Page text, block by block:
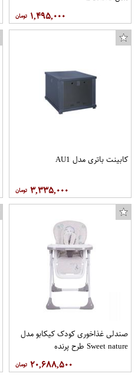
۱,۴۹۵,۰۰۰
کابینت باتری مدل AU1
۳,۳۳۵,۰۰۰
صندلی غذاخوری کودک کیکابو مدل
Sweet nature طرح پرنده
۲۰,۶۸۸,۵۰۰